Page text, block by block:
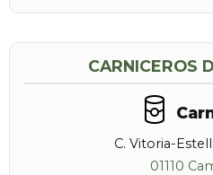
CARNICEROS
C. Vitoria-
01110